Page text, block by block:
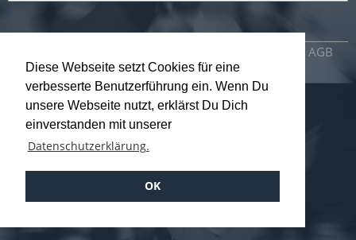
Diese Webseite setzt Cookies für eine
verbesserte Benutzerführung ein. Wenn Du
unsere Webseite nutzt, erklärst Du Dich
einverstanden mit unserer
Datenschutzerklärung.
OK
AGB